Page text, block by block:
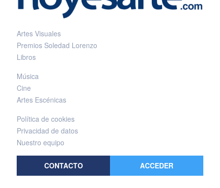
Artes Visuales
Premios Soledad Lorenzo
Libros
Música
Cine
Artes Escénicas
Política de cookies
Privacidad de datos
Nuestro equipo
CONTACTO ACCEDER